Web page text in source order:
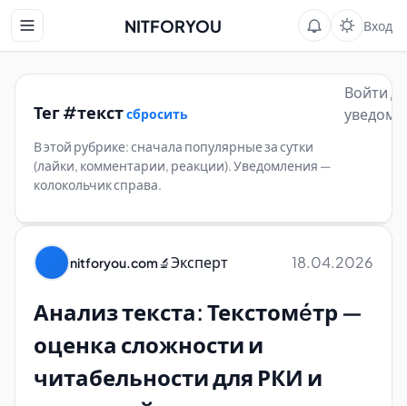
NITFORYOU Вход
Тег #текстсбросить
В этой рубрике: сначала популярные за сутки
(лайки, комментарии, реакции). Уведомления —
колокольчик справа.
Войти
nitforyou.com🔬Эксперт 18.04.2026
Анализ текста: Текстомéтр —
оценка сложности и
читабельности для РКИ и